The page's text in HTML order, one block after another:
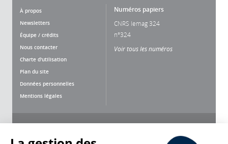
À propos
Newsletters
Équipe / crédits
Nous contacter
Charte d'utilisation
Plan du site
Données personnelles
Mentions légales
Numéros papiers
CNRS lemag 324
n°324
Voir tous les numéros